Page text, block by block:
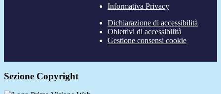
Informativa Privacy
Dichiarazione di accessibilità
Obiettivi di accessibilità
Gestione consensi cookie
Sezione Copyright